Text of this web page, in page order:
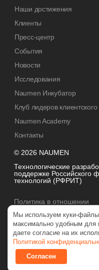
© 2026 NAUMEN
Технологические
поддержке Российского
технологий (РФРИТ)
Политика в отношении
Наши достижения
Клиенты
Пресс-центр
События
Новости
Исследования
Naumen Инкубатор
Клуб лидеров клиентского
Naumen Academy
Контакты
Мы используем куки-
максимально удобным для
даете согласие на их
Политикой
Согласен